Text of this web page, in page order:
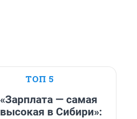
ТОП 5
«Зарплата — самая
высокая в Сибири»: